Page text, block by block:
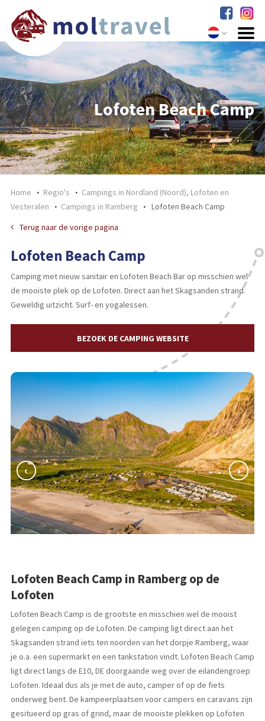
Lofoten Beach Camp
Home Regio's
Campings in Nordland (Noord), Lofoten en
Vesteralen
Campings in Ramberg
Lofoten Beach Camp
Terug naar de vorige pagina
Lofoten Beach Camp
Camping met nieuw sanitair en Lofoten Beach Bar op misschien wel
de mooiste plek op de Lofoten. Direct aan het Skagsanden strand.
Geweldig uitzicht. Surf- en yogalessen.
BEZOEK DE CAMPING WEBSITE
‹ ›
Lofoten Beach Camp in Ramberg op de
Lofoten
Lofoten Beach Camp is de grootste en misschien wel de mooist
gelegen camping op de Lofoten. De camping ligt direct aan het
Skagsanden strand iets ten noorden van het dorpje Ramberg, waar
je o.a. een supermarkt en een tankstation vindt. Lofoten Beach Camp
ligt direct langs de E10, DE doorgaande weg over de eilandengroep
Lofoten. Ideaal dus als je met de auto, camper of op de fiets
onderweg bent. De kampeerplaatsen voor campers en caravans zijn
gesitueerd op gras of grind, maar de mooiste plekken op Lofoten